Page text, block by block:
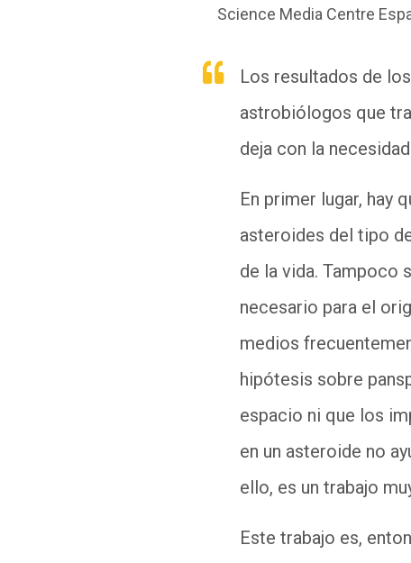
Science Media Centre
Los resultados de
astrobiólogos que
deja con la
En primer lugar, hay
asteroides del tipo
de la vida. Tampoco
necesario para el
medios
hipótesis sobre
espacio ni que los
en un asteroide no
ello, es un trabajo
Este trabajo es,